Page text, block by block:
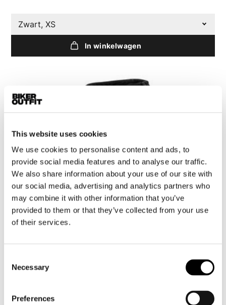
This website uses cookies
We use cookies to personalise content and ads, to
provide social media features and to analyse our traffic.
We also share information about your use of our site with
our social media, advertising and analytics partners who
may combine it with other information that you’ve
provided to them or that they’ve collected from your use
of their services.
Selection
Necessary
Preferences
Zwart, XS
In winkelwagen